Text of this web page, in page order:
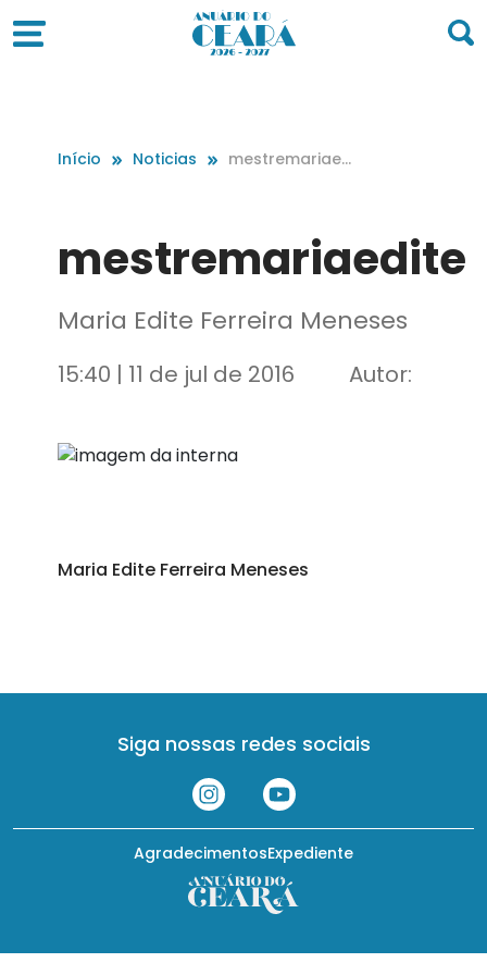
Início Noticias
mestremariaed
mestremariaedite
Maria Edite Ferreira Meneses
15:40 | 11 de jul de 2016 Autor:
Maria Edite Ferreira Meneses
Siga nossas redes sociais
Expediente
Agradecimentos